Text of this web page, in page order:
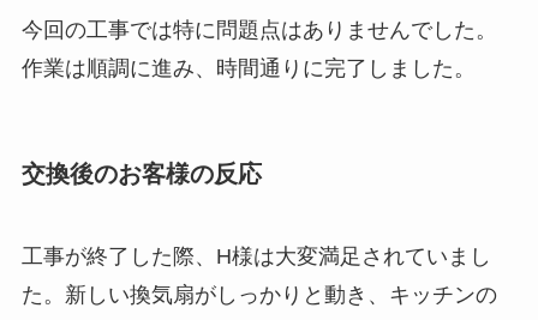
今回の工事では特に問題点はありませんでした。
作業は順調に進み、時間通りに完了しました。
交換後のお客様の反応
工事が終了した際、H様は大変満足されていまし
た。新しい換気扇がしっかりと動き、キッチンの